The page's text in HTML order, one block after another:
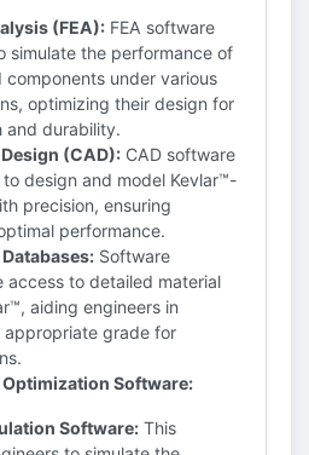
(FEA): FEA software
simulate the performance of
components under various
optimizing their design for
and durability.
(CAD): CAD software
design and model Kevlar™-
precision, ensuring
performance.
Software
access to detailed material
aiding engineers in
appropriate grade for
Software:
Software: This